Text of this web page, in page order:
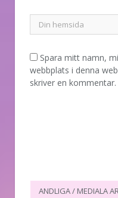
Spara mitt namn,
webbplats i denna
skriver en kommentar.
ANDLIGA / MEDIALA